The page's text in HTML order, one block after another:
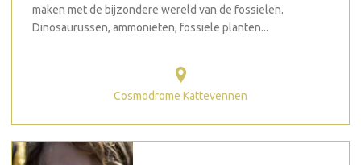
maken met de bijzondere wereld van de fossielen.
Dinosaurussen, ammonieten, fossiele planten...
Cosmodrome Kattevennen